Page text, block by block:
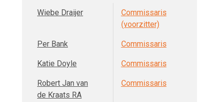
Wiebe Draijer
Commissaris
(voorzitter)
Per Bank Commissaris
Katie Doyle Commissaris
Robert Jan van
de Kraats RA
Commissaris